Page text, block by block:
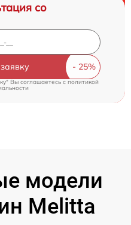
со
Вы соглашаетесь cполитикой
модели
Melitta